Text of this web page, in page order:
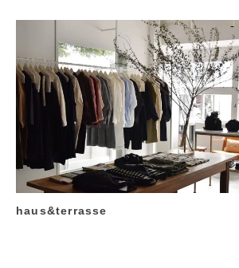
haus&terrasse